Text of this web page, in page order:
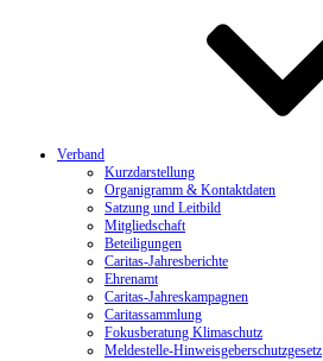
Verband
Kurzdarstellung
Organigramm & Kontaktdaten
Satzung und Leitbild
Mitgliedschaft
Beteiligungen
Caritas-Jahresberichte
Ehrenamt
Caritas-Jahreskampagnen
Caritassammlung
Fokusberatung Klimaschutz
Meldestelle-Hinweisgeberschutzgesetz